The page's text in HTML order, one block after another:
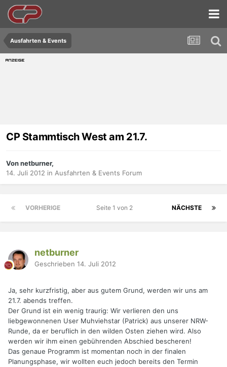
Ausfahrten & Events
CP Stammtisch West am 21.7.
Von netburner,
14. Juli 2012 in Ausfahrten & Events Forum
VORHERIGE NÄCHSTE
Seite 1 von 2
netburner
Geschrieben 14. Juli 2012
Ja, sehr kurzfristig, aber aus gutem Grund, werden wir uns am
21.7. abends treffen.
Der Grund ist ein wenig traurig: Wir verlieren den uns
liebgewonnenen User Muhviehstar (Patrick) aus unserer NRW-
Runde, da er beruflich in den wilden Osten ziehen wird. Also
werden wir ihm einen gebührenden Abschied bescheren!
Das genaue Programm ist momentan noch in der finalen
Planungsphase, wir wollten euch jedoch bereits den Termin